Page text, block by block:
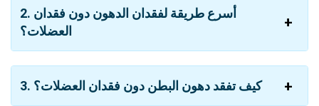
2. أسرع طريقة لفقدان الدهون دون فقدان
العضلات؟
3. كيف تفقد دهون البطن دون فقدان العضلات؟